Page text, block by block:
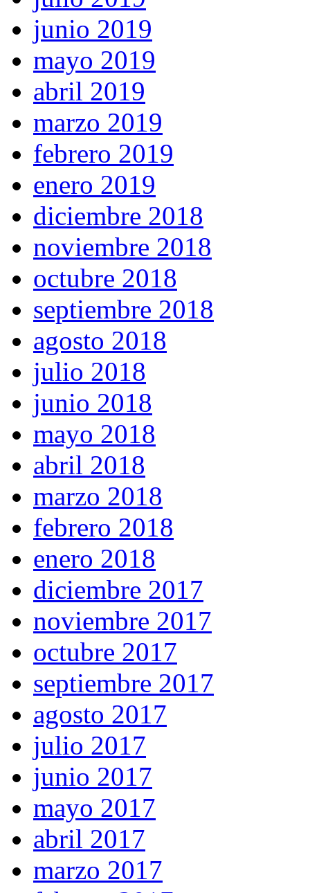
junio 2019
mayo 2019
abril 2019
marzo 2019
febrero 2019
enero 2019
diciembre 2018
noviembre 2018
octubre 2018
septiembre 2018
agosto 2018
julio 2018
junio 2018
mayo 2018
abril 2018
marzo 2018
febrero 2018
enero 2018
diciembre 2017
noviembre 2017
octubre 2017
septiembre 2017
agosto 2017
julio 2017
junio 2017
mayo 2017
abril 2017
marzo 2017